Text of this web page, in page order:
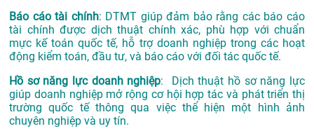
Báo cáo tài chính: DTMT giúp đảm bảo rằng các báo cáo
tài chính được dịch thuật chính xác, phù hợp với chuẩn
mực kế toán quốc tế, hỗ trợ doanh nghiệp trong các hoạt
động kiểm toán, đầu tư, và báo cáo với đối tác quốc tế.
Hồ sơ năng lực doanh nghiệp: Dịch thuật hồ sơ năng lực
giúp doanh nghiệp mở rộng cơ hội hợp tác và phát triển thị
trường quốc tế thông qua việc thể hiện một hình ảnh
chuyên nghiệp và uy tín.